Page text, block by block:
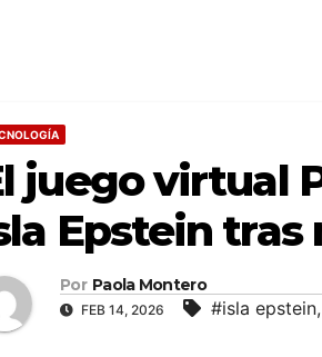
juego virtual
Epstein
Por Paola Montero
FEB 14, 2026 #isla epstein,